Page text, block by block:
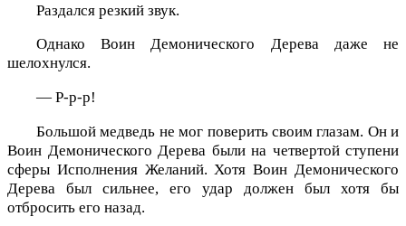
Раздался резкий звук.
Однако Воин Демонического Дерева даже не
шелохнулся.
— Р-р-р!
Большой медведь не мог поверить своим глазам. Он и
Воин Демонического Дерева были на четвертой ступени
сферы Исполнения Желаний. Хотя Воин Демонического
Дерева был сильнее, его удар должен был хотя бы
отбросить его назад.